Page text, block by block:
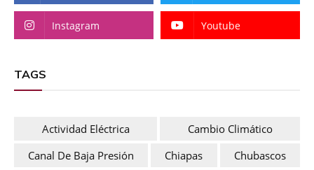
Instagram Youtube
TAGS
Actividad Eléctrica
Cambio Climático
Canal De Baja Presión
Chiapas
Chubascos